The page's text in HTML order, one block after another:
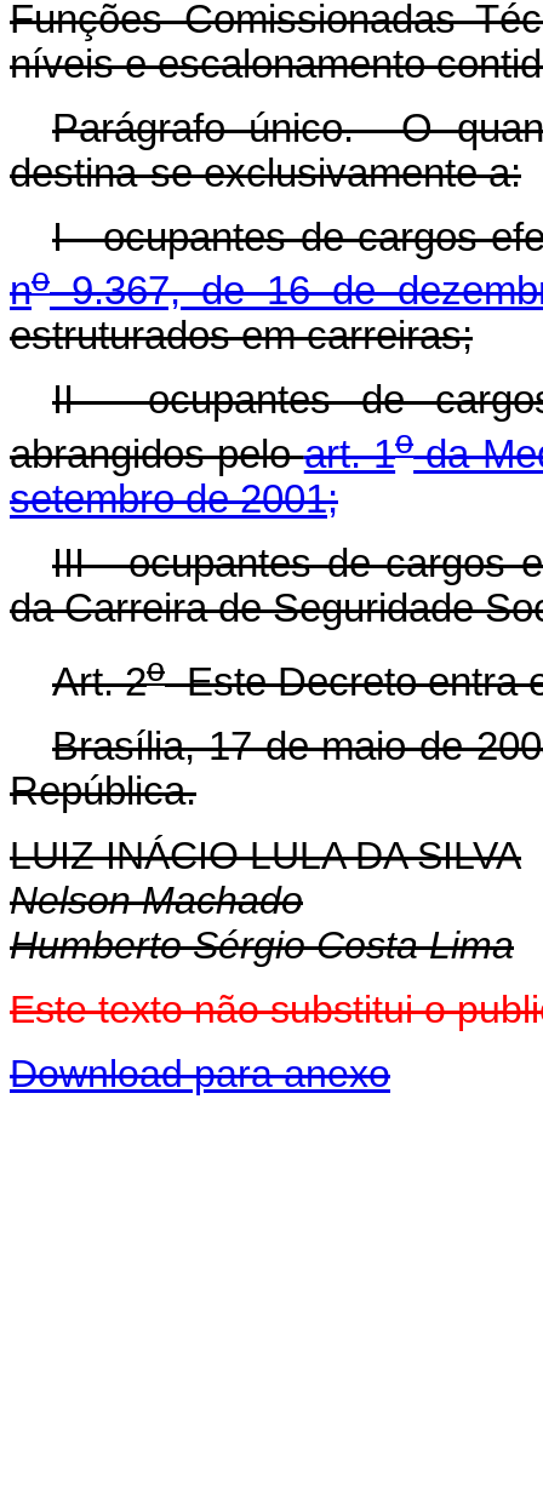
Funções Comissionadas
níveis e escalonamento
Parágrafo único. O
destina-se exclusivamente a:
I - ocupantes de cargos
no9.367, de 16 de
estruturados em carreiras;
II - ocupantes de
abrangidos peloart. 1oda
setembro de 2001;
III - ocupantes de cargos
da Carreira de Seguridade
Art. 2oEste Decreto entra
Brasília, 17 de maio de
República.
LUIZ INÁCIO LULA DA SILVA
Nelson Machado
Humberto Sérgio Costa Lima
Este texto não substitui o
Download para anexo